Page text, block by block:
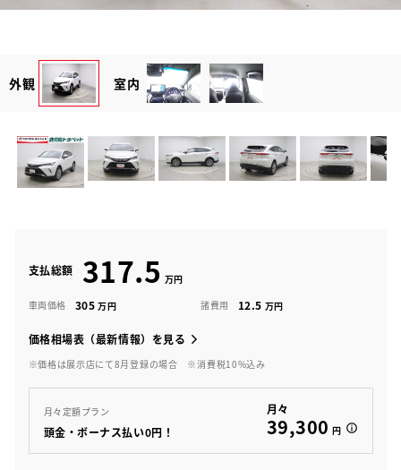
外観 室内
支払総額 317.5
車両価格 305 諸費用 12.5
価格相場表（最新情報）を見る
※価格は展示店にて8月登録の場合 ※消費税10%込み
月々定額プラン
頭金・ボーナス払い0円！
月々
39,300 円